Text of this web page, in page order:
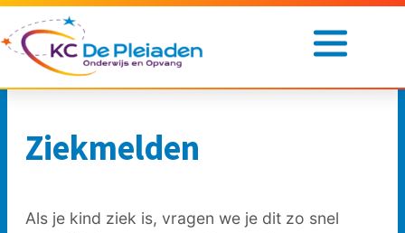
naar
inhoud
Ziekmelden
Als je kind ziek is, vragen we je dit zo snel
Onze
school
ouders